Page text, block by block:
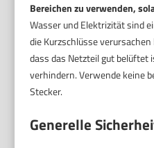
Bereichen zu verwenden,
Wasser und Elektrizität sind
die Kurzschlüsse
dass das Netzteil gut belüftet
verhindern. Verwende keine
Stecker.
Generelle